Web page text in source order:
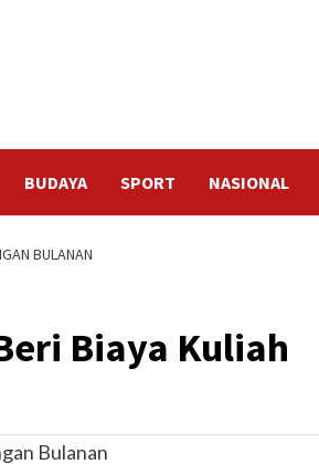
BUDAYA SPORT NASIONAL
BULANAN
Biaya Kuliah